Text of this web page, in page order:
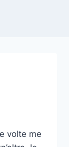
volte me